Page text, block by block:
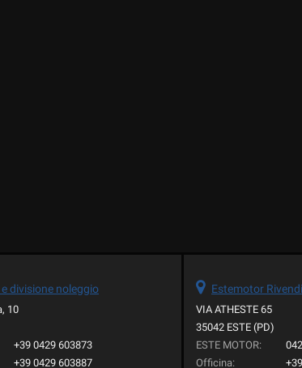
e divisione noleggio
10
+39 0429 603873
+39 0429 603887
Estemotor
VIA ATHESTE 65
35042 ESTE (PD)
ESTE MOTOR:
Officina: